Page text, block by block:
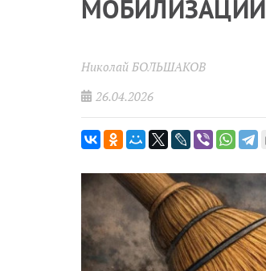
МОБИЛИЗАЦИИ
Николай БОЛЬШАКОВ
26.04.2026